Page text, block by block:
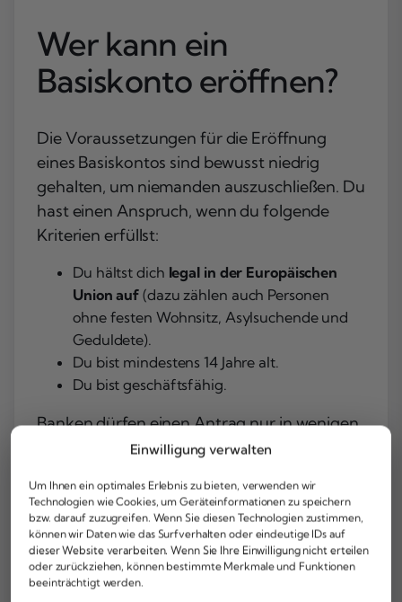
Einwilligung verwalten
Um Ihnen ein optimales Erlebnis zu bieten, verwenden wir
Technologien wie Cookies, um Geräteinformationen zu speichern
bzw. darauf zuzugreifen. Wenn Sie diesen Technologien zustimmen,
können wir Daten wie das Surfverhalten oder eindeutige IDs auf
dieser Website verarbeiten. Wenn Sie Ihre Einwilligung nicht erteilen
oder zurückziehen, können bestimmte Merkmale und Funktionen
beeinträchtigt werden.
Wer kann ein
Basiskonto eröffnen?
Die Voraussetzungen für die Eröffnung
eines Basiskontos sind bewusst niedrig
gehalten, um niemanden auszuschließen. Du
hast einen Anspruch, wenn du folgende
Kriterien erfüllst:
Du hältst dich legal in der Europäischen
Union auf (dazu zählen auch Personen
ohne festen Wohnsitz, Asylsuchende und
Geduldete).
Du bist mindestens 14 Jahre alt.
Du bist geschäftsfähig.
Banken dürfen einen Antrag nur in wenigen,
gesetzlich klar definierten Ausnahmefällen
negative Schufa-Einträge spielen dabei
ausdrücklich keine Rolle. Zu den legitimen
Ablehnungsgründen gehören:
Du besitzt bereits ein nutzbares